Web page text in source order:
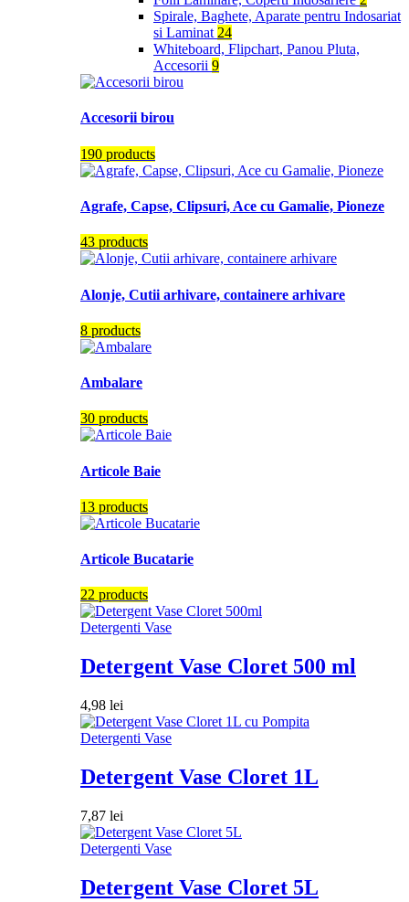
Spirale, Baghete, Aparate pentru Indosariat
si Laminat 24
Whiteboard, Flipchart, Panou Pluta,
Accesorii 9
Accesorii birou
190 products
Agrafe, Capse, Clipsuri, Ace cu Gamalie, Pioneze
43 products
Alonje, Cutii arhivare, containere arhivare
8 products
Ambalare
30 products
Articole Baie
13 products
Articole Bucatarie
22 products
Detergenti Vase
Detergent Vase Cloret 500 ml
4,98 lei
Detergenti Vase
Detergent Vase Cloret 1L
7,87 lei
Detergenti Vase
Detergent Vase Cloret 5L